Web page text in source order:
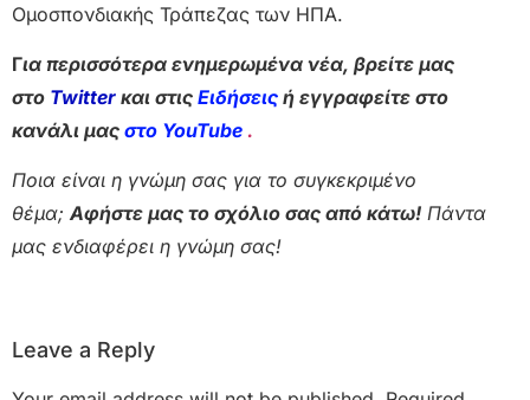
Ομοσπονδιακής Τράπεζας των ΗΠΑ.
Για περισσότερα ενημερωμένα νέα, βρείτε μας
στο Twitter και στις Ειδήσεις ή εγγραφείτε στο
κανάλι μας στο YouTube .
Ποια είναι η γνώμη σας για το συγκεκριμένο
θέμα;Αφήστε μας το σχόλιο σας από κάτω! Πάντα
μας ενδιαφέρει η γνώμη σας!
Leave a Reply